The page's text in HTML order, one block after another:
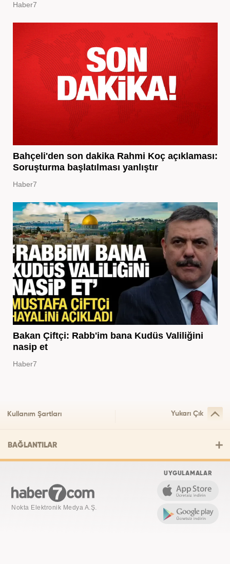
Haber7
Bahçeli'den son dakika Rahmi Koç açıklaması:
Soruşturma başlatılması yanlıştır
Haber7
Bakan Çiftçi: Rabb'im bana Kudüs Valiliğini
nasip et
Haber7
Kullanım Şartları Yukarı Çık
BAĞLANTILAR
Nokta Elektronik Medya A.Ş.
UYGULAMALAR